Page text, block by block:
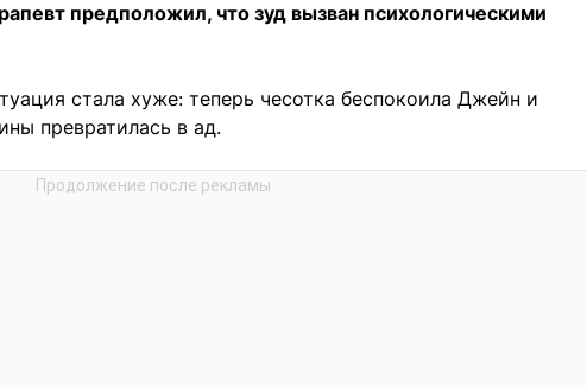
предположил, что зуд вызван психологическими
стала хуже: теперь чесотка беспокоила Джейн и
превратилась в ад.